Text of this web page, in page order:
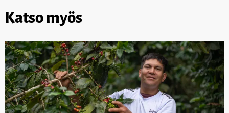
Katso myös